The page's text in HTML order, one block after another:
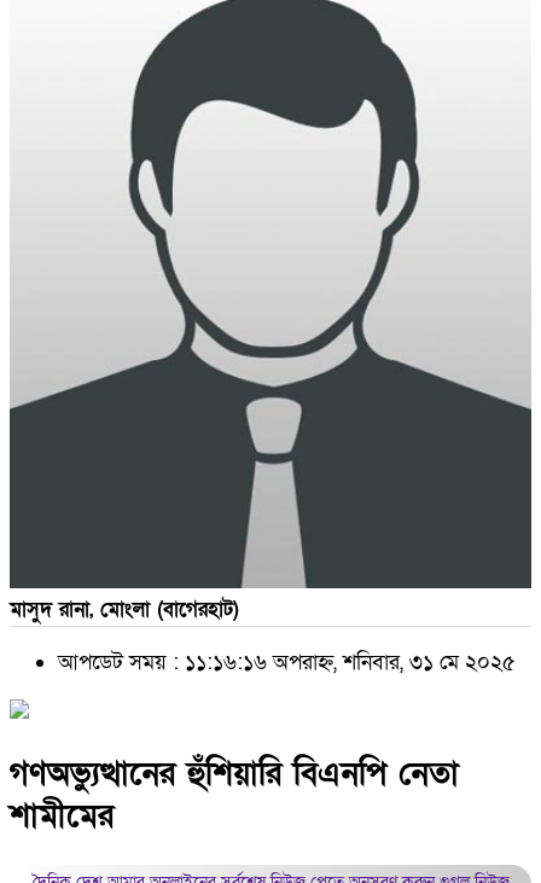
মাসুদ রানা, মোংলা (বাগেরহাট)
আপডেট সময় : ১১:১৬:১৬ অপরাহ্ন, শনিবার, ৩১ মে ২০২৫
গণঅভ্যুত্থানের হুঁশিয়ারি বিএনপি নেতা
শামীমের